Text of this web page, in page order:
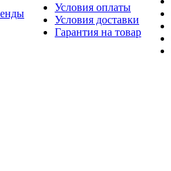
Условия оплаты
Условия доставки
Гарантия на товар